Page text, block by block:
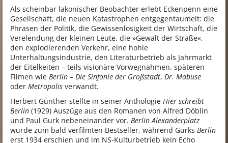
Als scheinbar lakonischer Beobachter erlebt Eckenpenn eine
Gesellschaft, die neuen Katastrophen entgegentaumelt: die
Phrasen der Politik, die Gewissenlosigkeit der Wirtschaft, die
Verelendung der kleinen Leute, die »Gewalt der Straße«,
den explodierenden Verkehr, eine hohle
Unterhaltungsindustrie, den Literaturbetrieb als Jahrmarkt
der Eitelkeiten – teils visionäre Vorwegnahmen, späteren
Filmen wie Berlin – Die Sinfonie der Großstadt, Dr. Mabuse
oder Metropolis verwandt.
Herbert Günther stellte in seiner Anthologie Hier schreibt
Berlin (1929) Auszüge aus den Romanen von Alfred Döblin
und Paul Gurk nebeneinander vor. Berlin Alexanderplatz
wurde zum bald verfilmten Bestseller, während Gurks Berlin
erst 1934 erschien und im NS-Kulturbetrieb kein Echo